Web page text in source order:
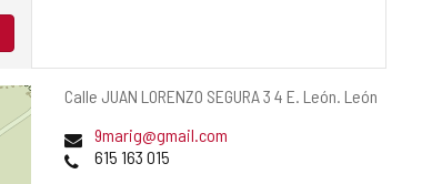
Dirección
Calle JUAN LORENZO SEGURA 3 4 E. León. León
Dirección
de
9marig@gmail.com
Teléfonos
615 163 015